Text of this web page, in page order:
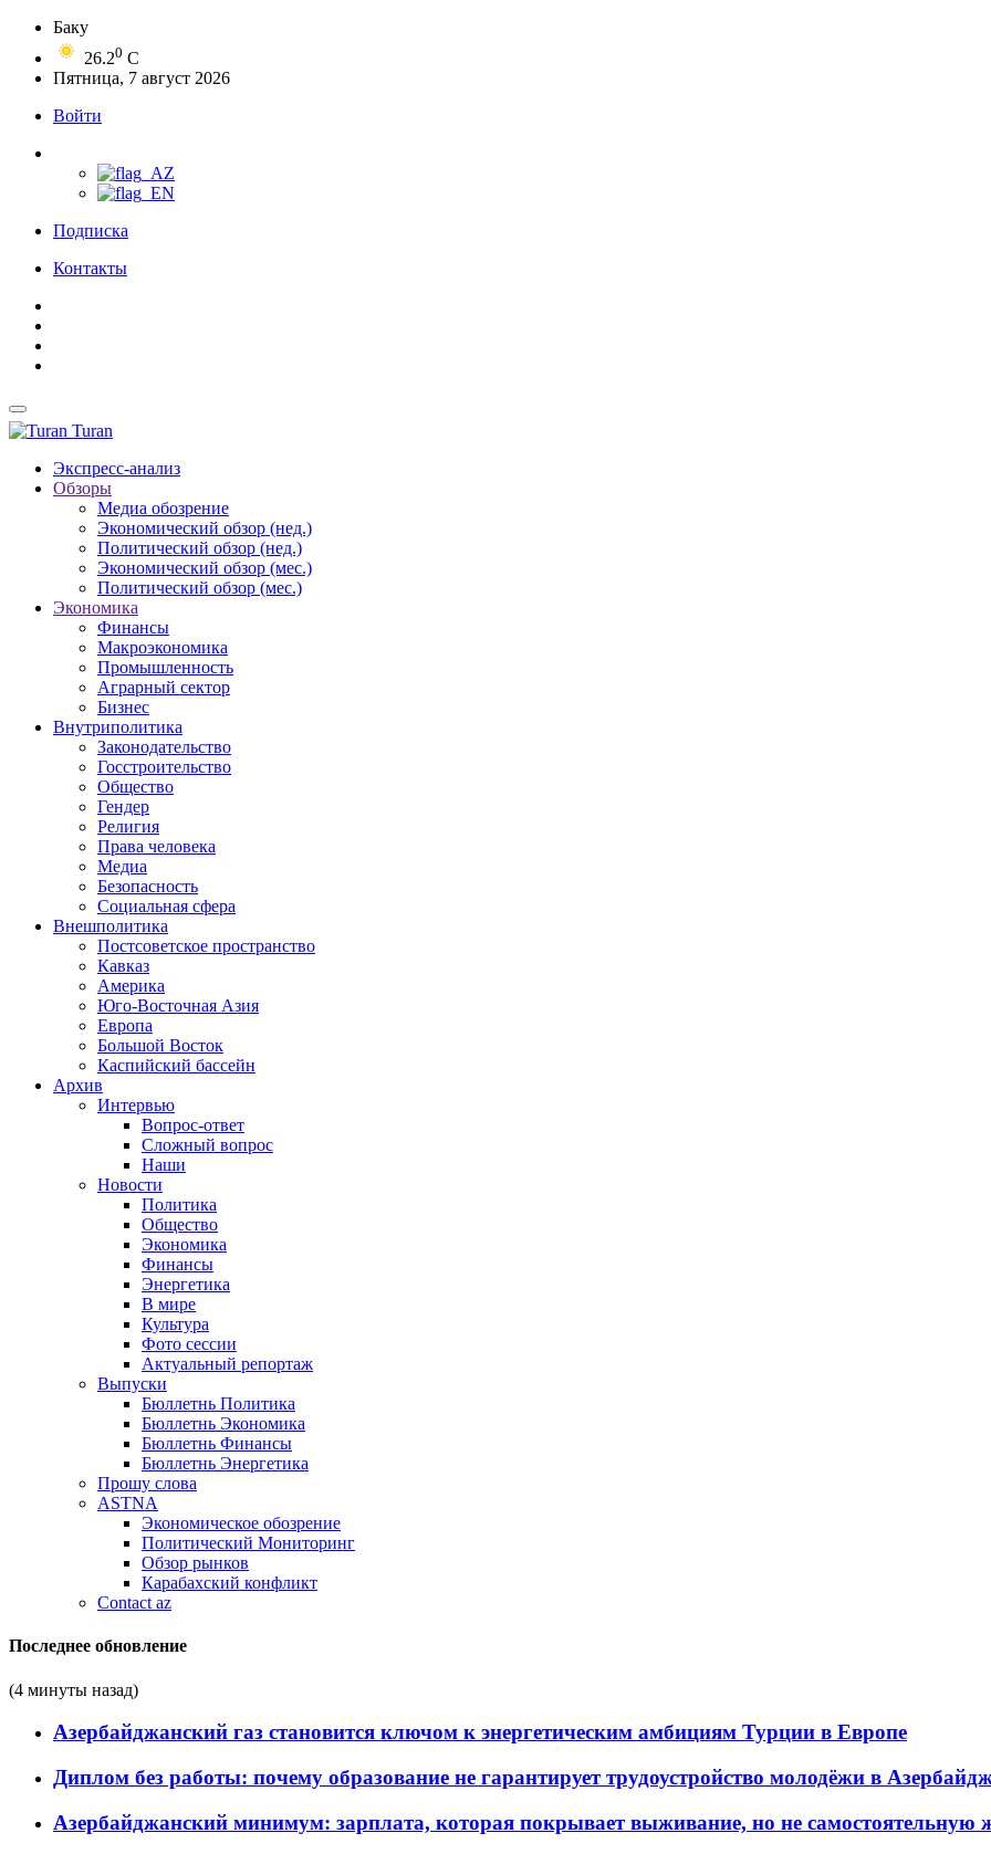
Баку
26.20 C
Пятница, 7 август 2026
Войти
Подписка
Контакты
Turan
Экспресс-анализ
Обзоры
Медиа обозрение
Экономический обзор (нед.)
Политический обзор (нед.)
Экономический обзор (мес.)
Политический обзор (мес.)
Экономика
Финансы
Макроэкономика
Промышленность
Аграрный сектор
Бизнес
Внутриполитика
Законодательство
Госстроительство
Общество
Гендер
Религия
Права человека
Медиа
Безопасность
Социальная сфера
Внешполитика
Постсоветское пространство
Кавказ
Америка
Юго-Восточная Азия
Европа
Большой Восток
Каспийский бассейн
Архив
Интервью
Вопрос-ответ
Сложный вопрос
Наши
Новости
Политика
Общество
Экономика
Финансы
Энергетика
В мире
Культура
Фото сессии
Актуальный репортаж
Выпуски
Бюллетнь Политика
Бюллетнь Экономика
Бюллетнь Финансы
Бюллетнь Энергетика
Прошу слова
ASTNA
Экономическое обозрение
Политический Мониторинг
Обзор рынков
Карабахский конфликт
Contact az
Последнее обновление
(4 минуты назад)
Азербайджанский газ становится ключом к энергетическим амбициям Турции в Европе
Диплом без работы: почему образование не гарантирует трудоустройство молодёжи в
Азербайджанский минимум: зарплата, которая покрывает выживание, но не самостоятельную